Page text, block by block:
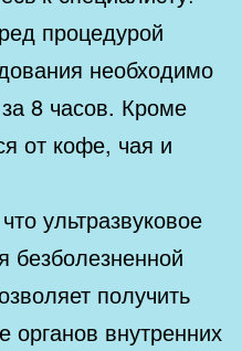
процедурой
необходимо
8 часов. Кроме
от кофе, чая и
ультразвуковое
безболезненной
получить
органов внутренних